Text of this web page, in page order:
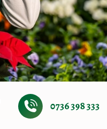
0736 398 333